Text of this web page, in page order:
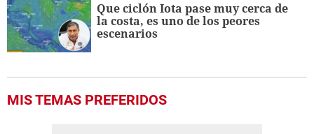
Que ciclón Iota pase muy cerca de
la costa, es uno de los peores
escenarios
MIS TEMAS PREFERIDOS